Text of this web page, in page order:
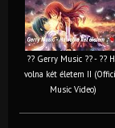
?? Gerry Music ?? - ??
volna két életem II
Music Video)